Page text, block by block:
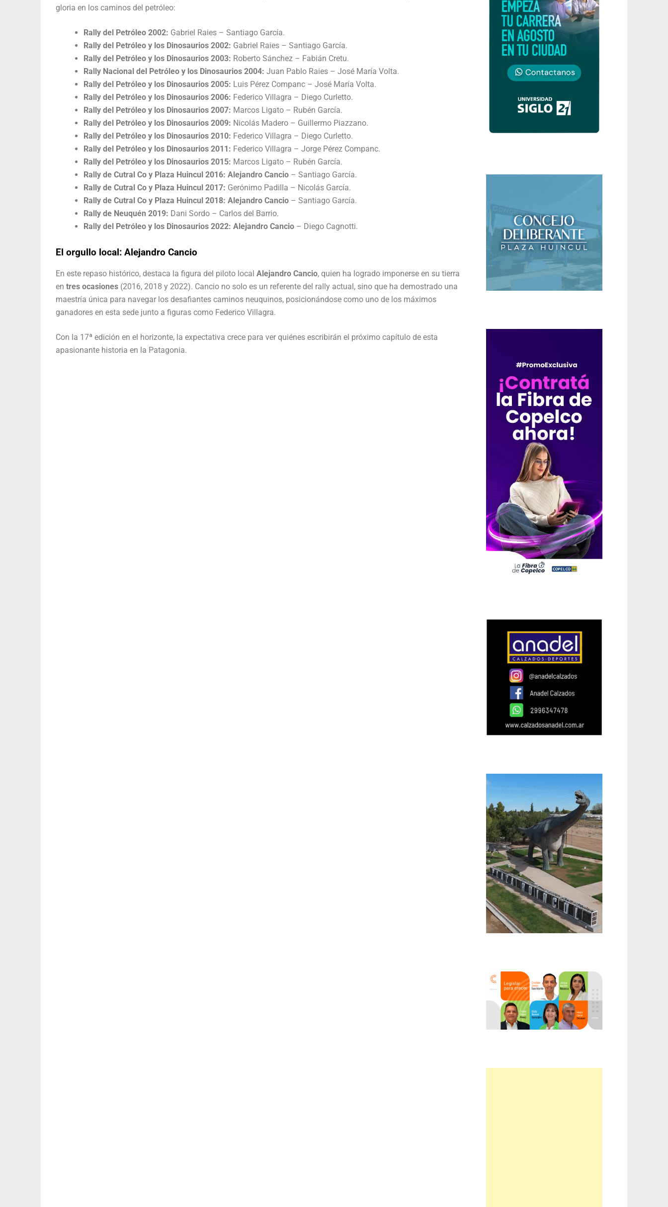
gloria en los caminos del petróleo:
Rally del Petróleo 2002: Gabriel Raies – Santiago García.
Rally del Petróleo y los Dinosaurios 2002: Gabriel Raies – Santiago García.
Rally del Petróleo y los Dinosaurios 2003: Roberto Sánchez – Fabián Cretu.
Rally Nacional del Petróleo y los Dinosaurios 2004: Juan Pablo Raies – José María Volta.
Rally del Petróleo y los Dinosaurios 2005: Luis Pérez Companc – José María Volta.
Rally del Petróleo y los Dinosaurios 2006: Federico Villagra – Diego Curletto.
Rally del Petróleo y los Dinosaurios 2007: Marcos Ligato – Rubén García.
Rally del Petróleo y los Dinosaurios 2009: Nicolás Madero – Guillermo Piazzano.
Rally del Petróleo y los Dinosaurios 2010: Federico Villagra – Diego Curletto.
Rally del Petróleo y los Dinosaurios 2011: Federico Villagra – Jorge Pérez Companc.
Rally del Petróleo y los Dinosaurios 2015: Marcos Ligato – Rubén García.
Rally de Cutral Co y Plaza Huincul 2016: Alejandro Cancio – Santiago García.
Rally de Cutral Co y Plaza Huincul 2017: Gerónimo Padilla – Nicolás García.
Rally de Cutral Co y Plaza Huincul 2018: Alejandro Cancio – Santiago García.
Rally de Neuquén 2019: Dani Sordo – Carlos del Barrio.
Rally del Petróleo y los Dinosaurios 2022: Alejandro Cancio – Diego Cagnotti.
El orgullo local: Alejandro Cancio
En este repaso histórico, destaca la figura del piloto local Alejandro Cancio, quien ha logrado imponerse en su tierra
en tres ocasiones (2016, 2018 y 2022). Cancio no solo es un referente del rally actual, sino que ha demostrado una
maestría única para navegar los desafiantes caminos neuquinos, posicionándose como uno de los máximos
ganadores en esta sede junto a figuras como Federico Villagra.
Con la 17ª edición en el horizonte, la expectativa crece para ver quiénes escribirán el próximo capítulo de esta
apasionante historia en la Patagonia.